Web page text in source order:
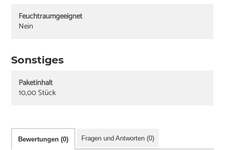
Feuchtraumgeeignet
Nein
Sonstiges
Paketinhalt
10,00 Stück
Bewertungen (0) Fragen und Antworten (0)